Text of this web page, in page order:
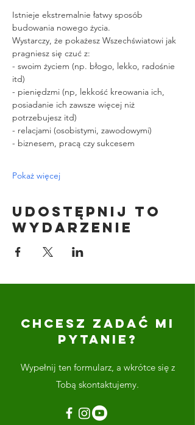
Istnieje ekstremalnie łatwy sposób
budowania nowego życia.
Wystarczy, że pokażesz Wszechświatowi jak
pragniesz się czuć z:
- swoim życiem (np. błogo, lekko, radośnie
itd)
- pieniędzmi (np, lekkość kreowania ich,
posiadanie ich zawsze więcej niż
potrzebujesz itd)
- relacjami (osobistymi, zawodowymi)
- biznesem, pracą czy sukcesem
Pokaż więcej
Udostępnij to
wydarzenie
CHCESZ ZADAĆ MI
PYTANIE?
Wypełnij ten formularz, a wkrótce się z
Tobą skontaktujemy.